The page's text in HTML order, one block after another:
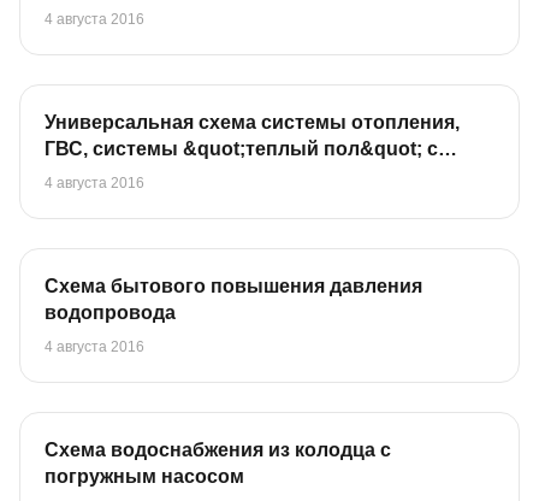
котлом
4 августа 2016
Универсальная схема системы отопления,
ГВС, системы &quot;теплый пол&quot; с
напольным котлом
4 августа 2016
Схема бытового повышения давления
водопровода
4 августа 2016
Схема водоснабжения из колодца с
погружным насосом